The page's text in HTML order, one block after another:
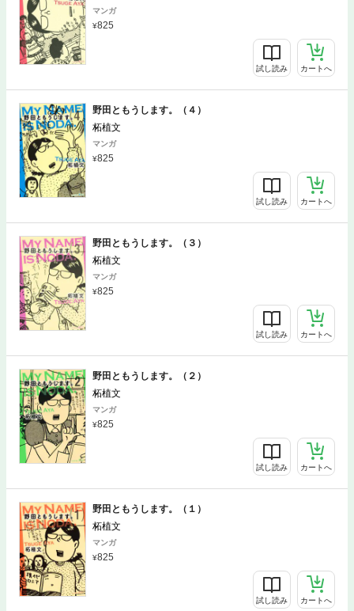
マンガ
825
試し読み カートへ
野田ともうします。（４）
柘植文
マンガ
825
試し読み カートへ
野田ともうします。（３）
柘植文
マンガ
825
試し読み カートへ
野田ともうします。（２）
柘植文
マンガ
825
試し読み カートへ
野田ともうします。（１）
柘植文
マンガ
825
試し読み カートへ